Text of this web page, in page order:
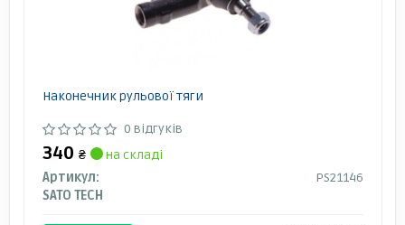
Наконечник рульової тяги
0 відгуків
340 ₴
на складі
Артикул:
PS21146
SATO TECH